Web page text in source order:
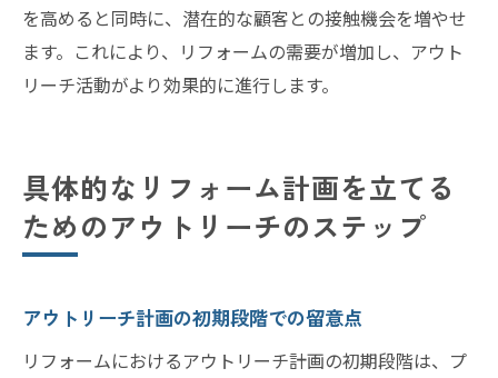
を高めると同時に、潜在的な顧客との接触機会を増やせ
ます。これにより、リフォームの需要が増加し、アウト
リーチ活動がより効果的に進行します。
具体的なリフォーム計画を立てる
ためのアウトリーチのステップ
アウトリーチ計画の初期段階での留意点
リフォームにおけるアウトリーチ計画の初期段階は、プ